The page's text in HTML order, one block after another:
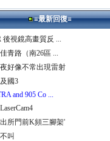
≡最新回復≡
後視鏡高畫質反 ...
青路（南26區 ...
好像不常出現雷射
國3
and 905 Co ...
所門前K頻三腳架'
叫